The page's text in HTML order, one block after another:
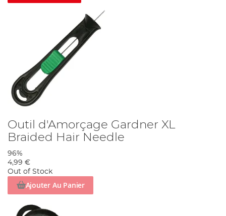
Outil d'Amorçage Gardner XL
Braided Hair Needle
96%
4,99 €
Out of Stock
Ajouter Au Panier